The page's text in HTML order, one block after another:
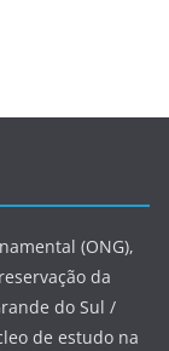
(ONG),
da
do Sul /
de estudo na